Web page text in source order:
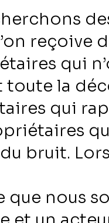
reçoive
qui
toute la
qui
bruit.
que nous